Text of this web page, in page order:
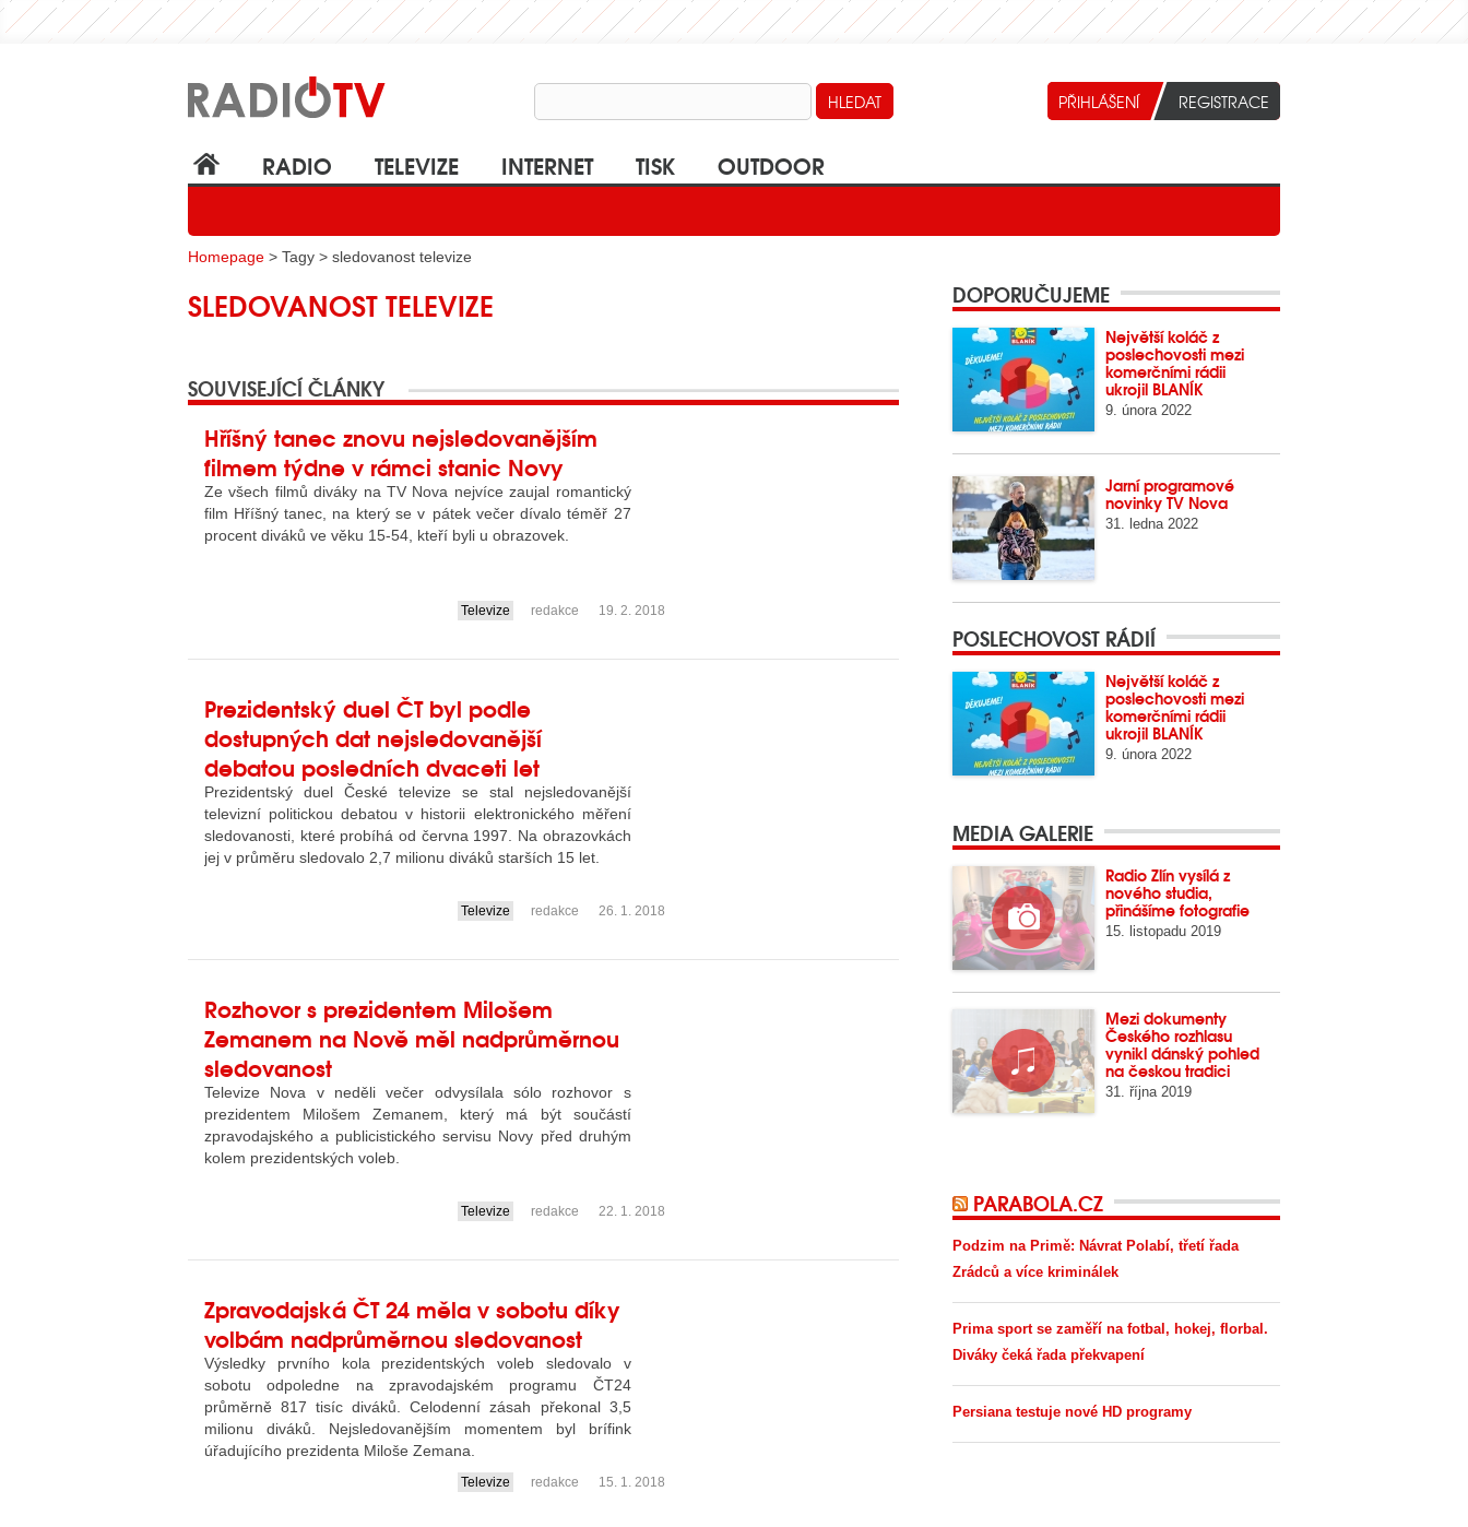
RADIO TELEVIZE INTERNET TISK OUTDOOR
Homepage > Tagy > sledovanost televize
SLEDOVANOST TELEVIZE
SOUVISEJÍCÍ ČLÁNKY
Hříšný tanec znovu nejsledovanějším
filmem týdne v rámci stanic Novy
Ze všech filmů diváky na TV Nova nejvíce zaujal romantický
film Hříšný tanec, na který se v pátek večer dívalo téměř 27
procent diváků ve věku 15-54, kteří byli u obrazovek.
Televize redakce 19. 2. 2018
Prezidentský duel ČT byl podle
dostupných dat nejsledovanější
debatou posledních dvaceti let
Prezidentský duel České televize se stal nejsledovanější
televizní politickou debatou v historii elektronického měření
sledovanosti, které probíhá od června 1997. Na obrazovkách
jej v průměru sledovalo 2,7 milionu diváků starších 15 let.
Televize redakce 26. 1. 2018
Rozhovor s prezidentem Milošem
Zemanem na Nově měl nadprůměrnou
sledovanost
Televize Nova v neděli večer odvysílala sólo rozhovor s
prezidentem Milošem Zemanem, který má být součástí
zpravodajského a publicistického servisu Novy před druhým
kolem prezidentských voleb.
Televize redakce 22. 1. 2018
Zpravodajská ČT 24 měla v sobotu díky
volbám nadprůměrnou sledovanost
Výsledky prvního kola prezidentských voleb sledovalo v
sobotu odpoledne na zpravodajském programu ČT24
průměrně 817 tisíc diváků. Celodenní zásah překonal 3,5
milionu diváků. Nejsledovanějším momentem byl brífink
úřadujícího prezidenta Miloše Zemana.
Televize redakce 15. 1. 2018
DOPORUČUJEME
Největší koláč z
poslechovosti mezi
komerčními rádii
ukrojil BLANÍK
9. února 2022
Jarní programové
novinky TV Nova
31. ledna 2022
POSLECHOVOST RÁDIÍ
Největší koláč z
poslechovosti mezi
komerčními rádii
ukrojil BLANÍK
9. února 2022
MEDIA GALERIE
Radio Zlín vysílá z
nového studia,
přinášíme fotografie
15. listopadu 2019
Mezi dokumenty
Českého rozhlasu
vynikl dánský pohled
na českou tradici
31. října 2019
PARABOLA.CZ
Podzim na Primě: Návrat Polabí, třetí řada
Zrádců a více kriminálek
Prima sport se zaměří na fotbal, hokej, florbal.
Diváky čeká řada překvapení
Persiana testuje nové HD programy